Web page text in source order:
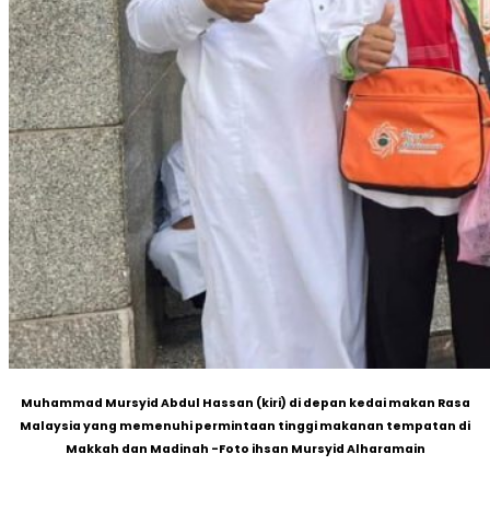
Muhammad Mursyid Abdul Hassan (kiri) di depan kedai makan Rasa
Malaysia yang memenuhi permintaan tinggi makanan tempatan di
Makkah dan Madinah -Foto ihsan Mursyid Alharamain